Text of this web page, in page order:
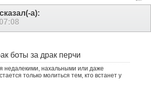
сказал(-а):
07:08
боты за драк перчи
недалекими, нахальными или даже
только молиться тем, кто встанет у